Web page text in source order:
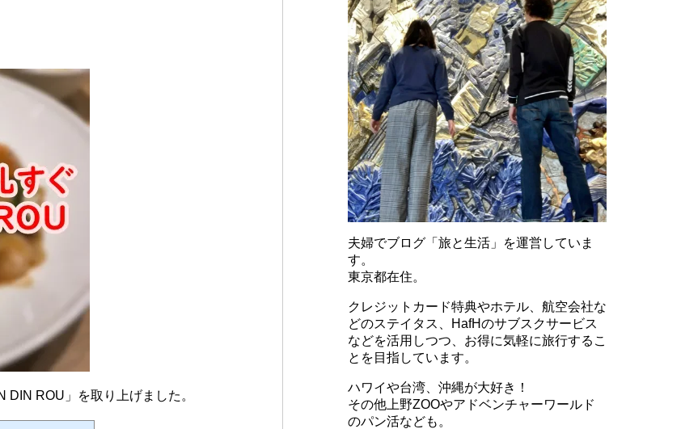
DIN ROU」を取り上げました。
夫婦でブログ「旅と生活」を運営していま
す。
東京都在住。
クレジットカード特典やホテル、航空会社な
どのステイタス、HafHのサブスクサービス
などを活用しつつ、お得に気軽に旅行するこ
とを目指しています。
ハワイや台湾、沖縄が大好き！
その他上野ZOOやアドベンチャーワールド
のパン活なども。